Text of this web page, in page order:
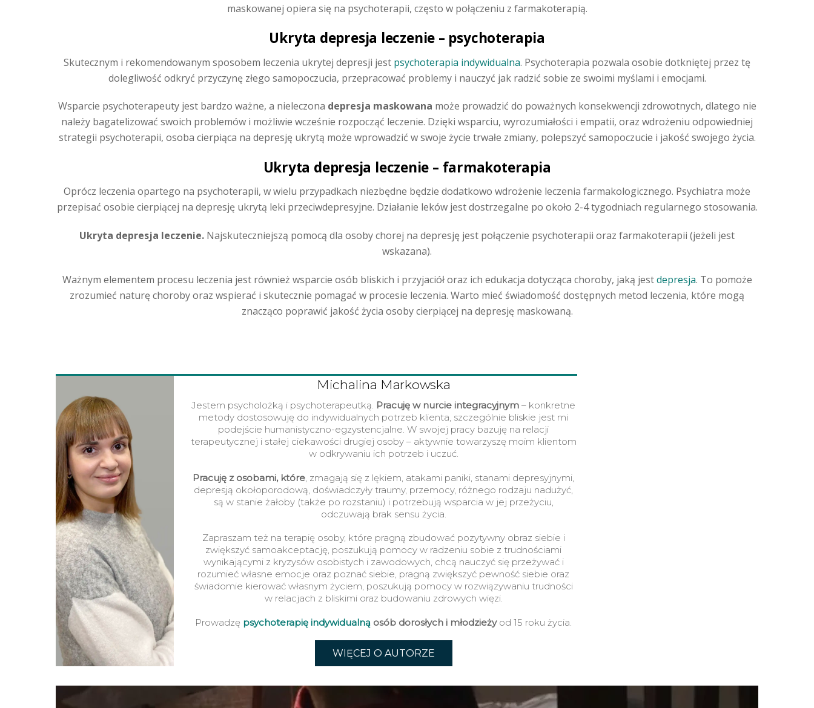
maskowanej opiera się na psychoterapii, często w połączeniu z farmakoterapią.
Ukryta depresja leczenie – psychoterapia
Skutecznym i rekomendowanym sposobem leczenia ukrytej depresji jest psychoterapia indywidualna. Psychoterapia pozwala osobie dotkniętej przez tę
dolegliwość odkryć przyczynę złego samopoczucia, przepracować problemy i nauczyć jak radzić sobie ze swoimi myślami i emocjami.
Wsparcie psychoterapeuty jest bardzo ważne, a nieleczona depresja maskowana może prowadzić do poważnych konsekwencji zdrowotnych, dlatego nie
należy bagatelizować swoich problemów i możliwie wcześnie rozpocząć leczenie. Dzięki wsparciu, wyrozumiałości i empatii, oraz wdrożeniu odpowiedniej
strategii psychoterapii, osoba cierpiąca na depresję ukrytą może wprowadzić w swoje życie trwałe zmiany, polepszyć samopoczucie i jakość swojego życia.
Ukryta depresja leczenie – farmakoterapia
Oprócz leczenia opartego na psychoterapii, w wielu przypadkach niezbędne będzie dodatkowo wdrożenie leczenia farmakologicznego. Psychiatra może
przepisać osobie cierpiącej na depresję ukrytą leki przeciwdepresyjne. Działanie leków jest dostrzegalne po około 2-4 tygodniach regularnego stosowania.
Ukryta depresja leczenie. Najskuteczniejszą pomocą dla osoby chorej na depresję jest połączenie psychoterapii oraz farmakoterapii (jeżeli jest
wskazana).
Ważnym elementem procesu leczenia jest również wsparcie osób bliskich i przyjaciół oraz ich edukacja dotycząca choroby, jaką jestdepresja. To pomoże
zrozumieć naturę choroby oraz wspierać i skutecznie pomagać w procesie leczenia. Warto mieć świadomość dostępnych metod leczenia, które mogą
znacząco poprawić jakość życia osoby cierpiącej na depresję maskowaną.
Michalina Markowska
Jestem psycholożką i psychoterapeutką. Pracuję w nurcie integracyjnym – konkretne
metody dostosowuję do indywidualnych potrzeb klienta, szczególnie bliskie jest mi
podejście humanistyczno-egzystencjalne. W swojej pracy bazuję na relacji
terapeutycznej i stałej ciekawości drugiej osoby – aktywnie towarzyszę moim klientom
w odkrywaniu ich potrzeb i uczuć.
Pracuję z osobami, które, zmagają się z lękiem, atakami paniki, stanami depresyjnymi,
depresją okołoporodową, doświadczyły traumy, przemocy, różnego rodzaju nadużyć,
są w stanie żałoby (także po rozstaniu) i potrzebują wsparcia w jej przeżyciu,
odczuwają brak sensu życia.
Zapraszam też na terapię osoby, które pragną zbudować pozytywny obraz siebie i
zwiększyć samoakceptację, poszukują pomocy w radzeniu sobie z trudnościami
wynikającymi z kryzysów osobistych i zawodowych, chcą nauczyć się przeżywać i
rozumieć własne emocje oraz poznać siebie, pragną zwiększyć pewność siebie oraz
świadomie kierować własnym życiem, poszukują pomocy w rozwiązywaniu trudności
w relacjach z bliskimi oraz budowaniu zdrowych więzi.
Prowadzę psychoterapię indywidualną osób dorosłych i młodzieżyod 15 roku życia.
WIĘCEJ O AUTORZE